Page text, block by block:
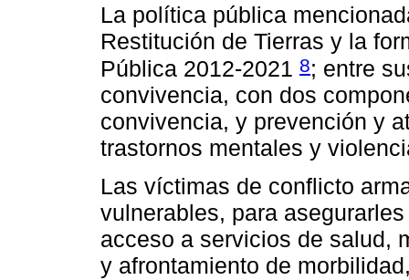
La política pública
Restitución de Tierras y la
Pública 2012-2021 8; entre
convivencia, con dos
convivencia, y prevención y
trastornos mentales y
Las víctimas de conflicto
vulnerables, para
acceso a servicios de salud,
y afrontamiento de